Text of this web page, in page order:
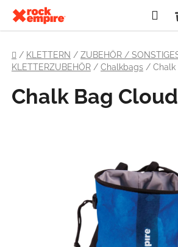
Inhalt
springen
Startseite
/ KLETTERN / ZUBEHÖR /
KLETTERZUBEHÖR / Chalkbags / Chalk
Chalk Bag